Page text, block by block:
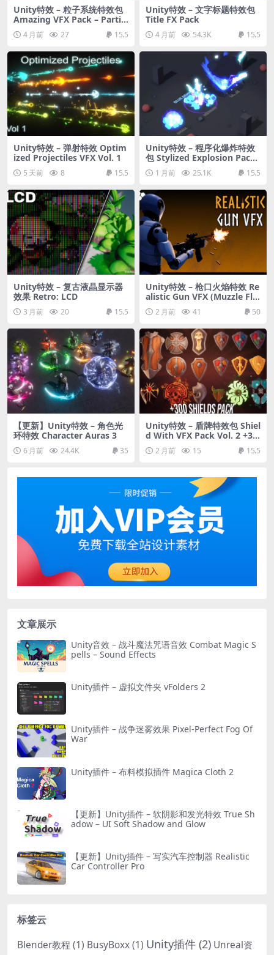
Unity特效 – 粒子系统特效包
Amazing VFX Pack – Particl
e System
4 月前 27 15.5
Unity特效 – 文字标题特效包
Title FX Pack
4 月前 54.3K 15.5
Unity特效 – 弹射特效 Optim
ized Projectiles VFX Vol. 1
5 天前 8 15.5
Unity特效 – 程序化爆炸特效
包 Stylized Explosion Pack
1 1 月前 25.1K 15.5
Unity特效 – 复古液晶显示器
效果 Retro: LCD
3 月前 20 15.5
Unity特效 – 枪口火焰特效 Re
alistic Gun VFX (Muzzle Fla
sh, Bullet Impact, Ejection
s, Gun VFX, VFX)
2 月前 41 50
【更新】Unity特效 – 角色光
环特效 Character Auras 3
6 月前 24.4K 35
Unity特效 – 盾牌特效包 Shiel
d With VFX Pack Vol. 2 +30
0 Variations
2 月前 15 15.5
文章展示
Unity音效 – 战斗魔法咒语音效 Combat Magic S
pells – Sound Effects
Unity插件 – 虚拟文件夹 vFolders 2
Unity插件 – 战争迷雾效果 Pixel-Perfect Fog Of
War
Unity插件 – 布料模拟插件 Magica Cloth 2
【更新】Unity插件 – 软阴影和发光特效 True Sh
adow – UI Soft Shadow and Glow
【更新】Unity插件 – 写实汽车控制器 Realistic
Car Controller Pro
标签云
Blender教程 (1) BusyBoxx(1) Unity插件 (2) Unreal资